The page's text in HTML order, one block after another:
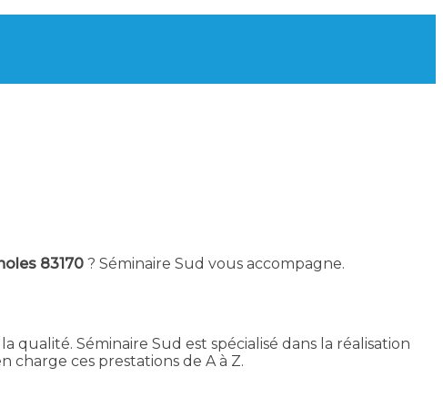
83170 ? Séminaire Sud vous accompagne.
qualité. Séminaire Sud est spécialisé dans la réalisation
charge ces prestations de A à Z.